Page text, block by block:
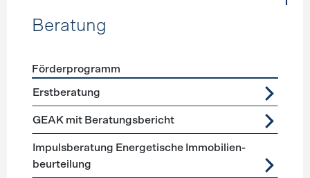
Beratung
Förderprogramme
Förderprogramm
Erstberatung
GEAK mit Beratungsbericht
Impuls­beratung Energetische Immobilien­
beurteilung